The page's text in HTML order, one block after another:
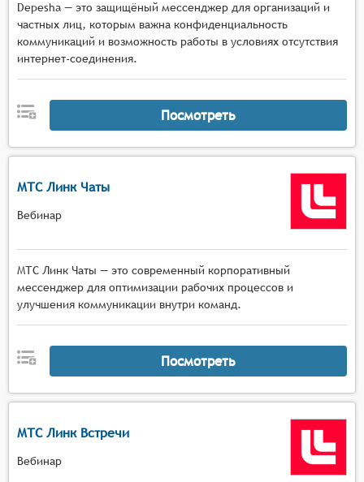
Depesha — это защищёный мессенджер для организаций и
частных лиц, которым важна конфиденциальность
коммуникаций и возможность работы в условиях отсутствия
интернет-соединения.
Посмотреть
МТС Линк Чаты
Вебинар
МТС Линк Чаты — это современный корпоративный
мессенджер для оптимизации рабочих процессов и
улучшения коммуникации внутри команд.
Посмотреть
МТС Линк Встречи
Вебинар